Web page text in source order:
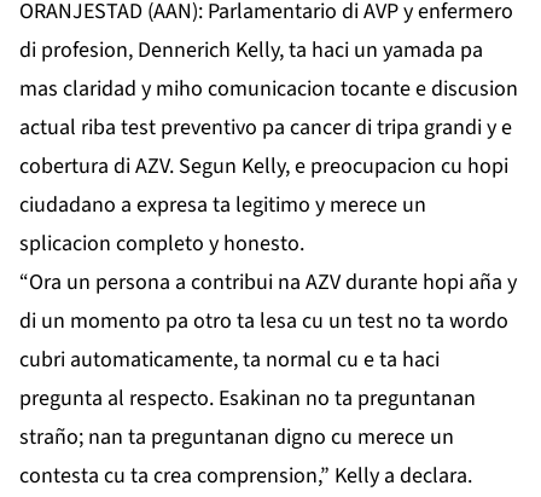
ORANJESTAD (AAN): Parlamentario di AVP y enfermero
di profesion, Dennerich Kelly, ta haci un yamada pa
mas claridad y miho comunicacion tocante e discusion
actual riba test preventivo pa cancer di tripa grandi y e
cobertura di AZV. Segun Kelly, e preocupacion cu hopi
ciudadano a expresa ta legitimo y merece un
splicacion completo y honesto.
“Ora un persona a contribui na AZV durante hopi aña y
di un momento pa otro ta lesa cu un test no ta wordo
cubri automaticamente, ta normal cu e ta haci
pregunta al respecto. Esakinan no ta preguntanan
straño; nan ta preguntanan digno cu merece un
contesta cu ta crea comprension,” Kelly a declara.